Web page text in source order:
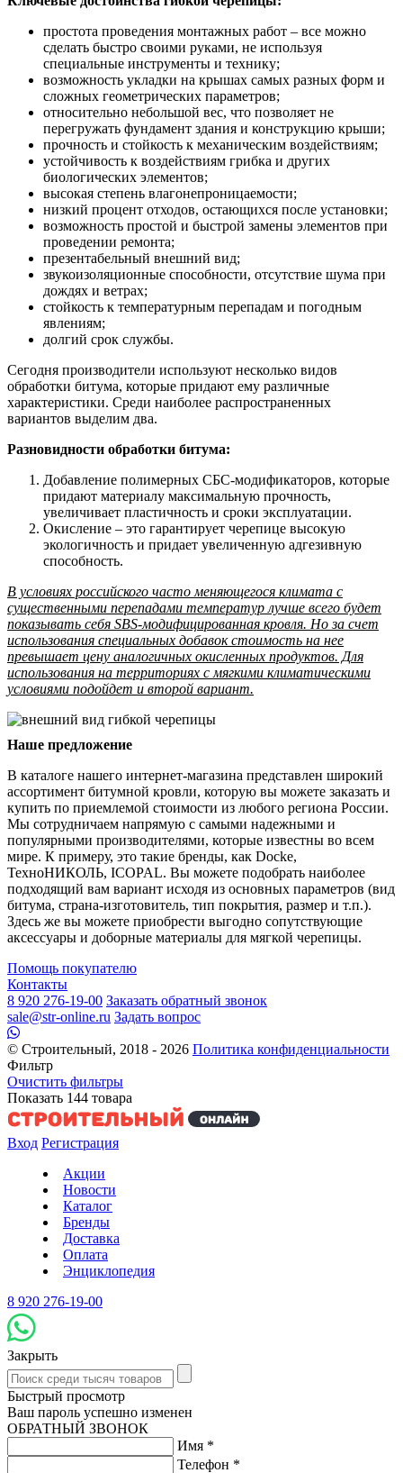
простота проведения монтажных работ – все можно
сделать быстро своими руками, не используя
специальные инструменты и технику;
возможность укладки на крышах самых разных форм и
сложных геометрических параметров;
относительно небольшой вес, что позволяет не
перегружать фундамент здания и конструкцию крыши;
прочность и стойкость к механическим воздействиям;
устойчивость к воздействиям грибка и других
биологических элементов;
высокая степень влагонепроницаемости;
низкий процент отходов, остающихся после установки;
возможность простой и быстрой замены элементов при
проведении ремонта;
презентабельный внешний вид;
звукоизоляционные способности, отсутствие шума при
дождях и ветрах;
стойкость к температурным перепадам и погодным
явлениям;
долгий срок службы.
Сегодня производители используют несколько видов
обработки битума, которые придают ему различные
характеристики. Среди наиболее распространенных
вариантов выделим два.
Разновидности обработки битума:
Добавление полимерных СБС-модификаторов, которые
придают материалу максимальную прочность,
увеличивает пластичность и сроки эксплуатации.
Окисление – это гарантирует черепице высокую
экологичность и придает увеличенную адгезивную
способность.
В условиях российского часто меняющегося климата с
существенными перепадами температур лучше всего будет
показывать себя SBS-модифицированная кровля. Но за счет
использования специальных добавок стоимость на нее
превышает цену аналогичных окисленных продуктов. Для
использования на территориях с мягкими климатическими
условиями подойдет и второй вариант.
Наше предложение
В каталоге нашего интернет-магазина представлен широкий
ассортимент битумной кровли, которую вы можете заказать и
купить по приемлемой стоимости из любого региона России.
Мы сотрудничаем напрямую с самыми надежными и
популярными производителями, которые известны во всем
мире. К примеру, это такие бренды, как Docke,
ТехноНИКОЛЬ, ICOPAL. Вы можете подобрать наиболее
подходящий вам вариант исходя из основных параметров (вид
битума, страна-изготовитель, тип покрытия, размер и т.п.).
Здесь же вы можете приобрести выгодно сопутствующие
аксессуары и доборные материалы для мягкой черепицы.
Помощь покупателю
Контакты
8 920 276-19-00 Заказать обратный звонок
sale@str-online.ru Задать вопрос
© Строительный, 2018 - 2026 Политика конфиденциальности
Фильтр
Очистить фильтры
Показать 144 товара
Вход Регистрация
Акции
Новости
Каталог
Бренды
Доставка
Оплата
Энциклопедия
8 920 276-19-00
Закрыть
Быстрый просмотр
Ваш пароль успешно изменен
ОБРАТНЫЙ ЗВОНОК
Имя *
Телефон *